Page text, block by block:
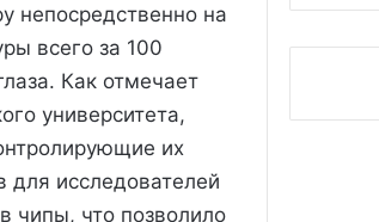
непосредственно на
всего за 100
Как отмечает
университета,
их
исследователей
чипы, что позволило